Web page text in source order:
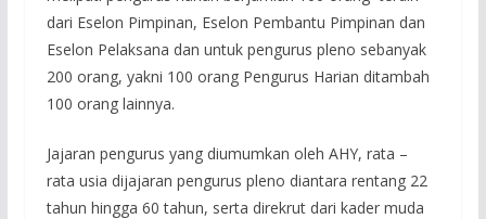
dari Eselon Pimpinan, Eselon Pembantu Pimpinan dan
Eselon Pelaksana dan untuk pengurus pleno sebanyak
200 orang, yakni 100 orang Pengurus Harian ditambah
100 orang lainnya.
Jajaran pengurus yang diumumkan oleh AHY, rata –
rata usia dijajaran pengurus pleno diantara rentang 22
tahun hingga 60 tahun, serta direkrut dari kader muda